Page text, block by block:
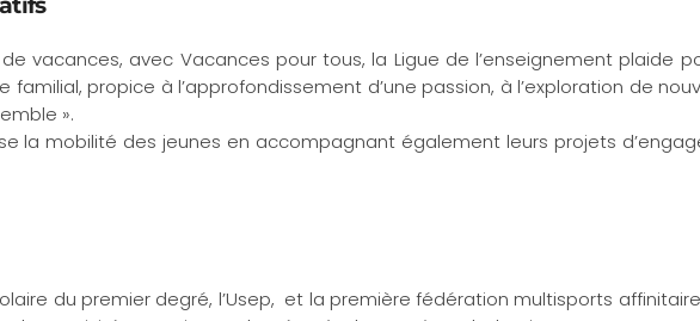
vacances, avec Vacances pour tous, la Ligue de l’enseignement plaide
propice à l’approfondissement d’une passion, à l’exploration de
».
la mobilité des jeunes en accompagnant également leurs projets
du premier degré, l’Usep, et la première fédération multisports affinitaire